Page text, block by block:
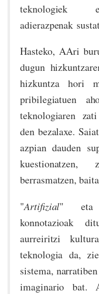
teknologiek
adierazpenak
Hasteko, AAri
dugun
hizkuntza hori
pribilegiatuen
teknologiaren
den bezalaxe.
azpian dauden
berrasmatzen,
"Artifizial" eta
konnotazioak
aurreiritzi
teknologia da,
sistema,
imaginario bat.